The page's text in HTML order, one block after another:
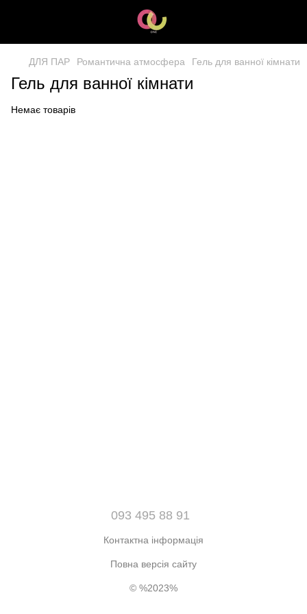
ДЛЯ ПАР Романтична атмосфера Гель для ванної кімнати
Гель для ванної кімнати
Немає товарів
093 495 88 91
Контактна інформація
Повна версія сайту
© %2023%